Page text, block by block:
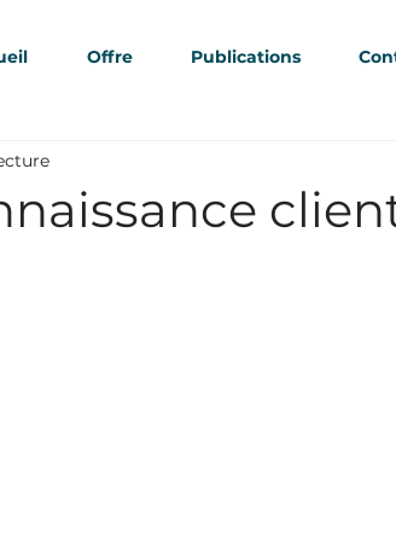
Offre Publications